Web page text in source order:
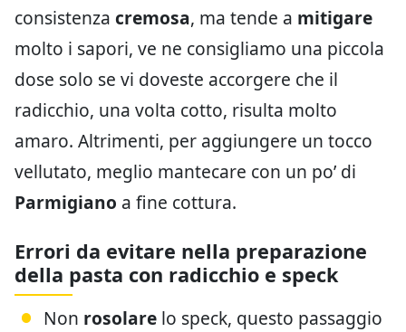
consistenza cremosa, ma tende a mitigare
molto i sapori, ve ne consigliamo una piccola
dose solo se vi doveste accorgere che il
radicchio, una volta cotto, risulta molto
amaro. Altrimenti, per aggiungere un tocco
vellutato, meglio mantecare con un po’ di
Parmigiano a fine cottura.
Errori da evitare nella preparazione
della pasta con radicchio e speck
Non rosolare lo speck, questo passaggio